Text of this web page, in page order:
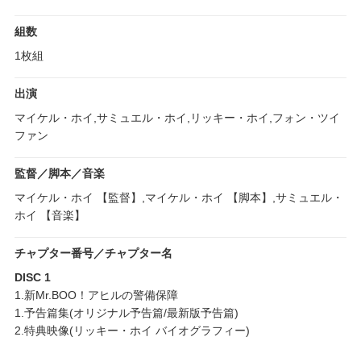
組数
1枚組
出演
マイケル・ホイ,サミュエル・ホイ,リッキー・ホイ,フォン・ツイ
ファン
監督／脚本／音楽
マイケル・ホイ 【監督】,マイケル・ホイ 【脚本】,サミュエル・
ホイ 【音楽】
チャプター番号／チャプター名
DISC 1
1.新Mr.BOO！アヒルの警備保障
1.予告篇集(オリジナル予告篇/最新版予告篇)
2.特典映像(リッキー・ホイ バイオグラフィー)